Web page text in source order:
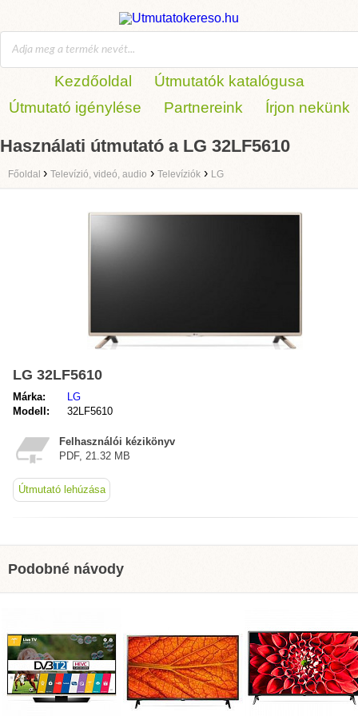
Kezdőoldal
Útmutatók katalógusa
Útmutató igénylése
Partnereink Írjon nekünk
Használati útmutató a LG 32LF5610
Főoldal › Televízió, videó, audio › Televíziók › LG
LG 32LF5610
Márka:
LG
Modell:
32LF5610
Felhasználói kézikönyv
PDF, 21.32 MB
Útmutató lehúzása
Podobné návody